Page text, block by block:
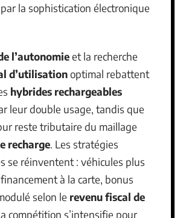
la sophistication électronique
l’autonomieet la recherche
d’utilisationoptimal rebattent
hybrides rechargeables
leur double usage, tandis que
reste tributaire du maillage
recharge. Les stratégies
se réinventent : véhicules plus
à la carte, bonus
selon le revenu fiscal de
compétition s’intensifie pour